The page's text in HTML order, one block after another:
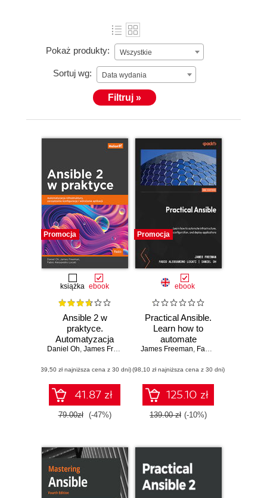
Pokaż produkty: Wszystkie
Sortuj wg: Data wydania
Filtruj »
Promocja
książka ebook
Ansible 2 w
praktyce.
Automatyzacja
infrastruktury,
konfiguracją i
wdrażanie aplikacji
Daniel Oh, James Freeman Fabio Alessandro Locati
(39,50 zł najniższa cena z 30 dni)
41.87 zł
79.00zł (-47%)
Promocja
ebook
Practical Ansible.
Learn how to
automate
infrastructure,
configuration, and
deploy applications
- Second Edition
James Freeman, Fabio Alessandro Locati
(98,10 zł najniższa cena z 30 dni)
125.10 zł
139.00 zł (-10%)